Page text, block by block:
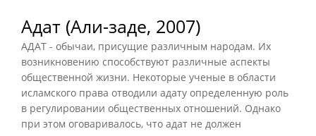
Адат (Али-заде, 2007)
АДАТ - обычаи, присущие различным народам. Их
возникновению способствуют различные аспекты
общественной жизни. Некоторые ученые в области
исламского права отводили адату определенную роль
в регулировании общественных отношений. Однако
при этом оговаривалось, что адат не должен